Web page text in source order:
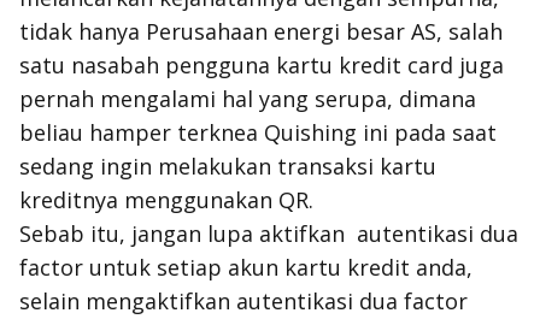
tidak hanya Perusahaan energi besar AS, salah
satu nasabah pengguna kartu kredit card juga
pernah mengalami hal yang serupa, dimana
beliau hamper terknea Quishing ini pada saat
sedang ingin melakukan transaksi kartu
kreditnya menggunakan QR.
Sebab itu, jangan lupa aktifkan autentikasi dua
factor untuk setiap akun kartu kredit anda,
selain mengaktifkan autentikasi dua factor